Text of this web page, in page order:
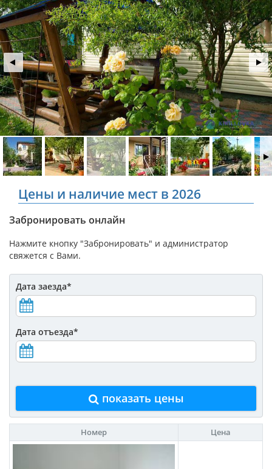
Цены и наличие мест в 2026
Забронировать онлайн
Нажмите кнопку "Забронировать" и администратор
свяжется с Вами.
Дата заезда*
Дата отъезда*
показать цены
Номер Цена